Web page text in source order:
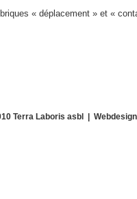
« déplacement » et «
Terra Laboris asbl |